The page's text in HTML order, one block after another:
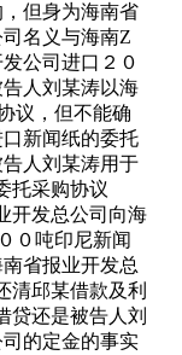
但身为海南省
名义与海南Z
公司进口２０
人刘某涛以海
议，但不能确
新闻纸的委托
人刘某涛用于
托采购协议
开发总公司向海
０吨印尼新闻
省报业开发总
清邱某借款及利
贷还是被告人刘
的定金的事实